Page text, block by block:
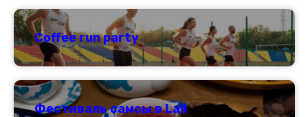
Coffee run party
Фестиваль самсы в Lali